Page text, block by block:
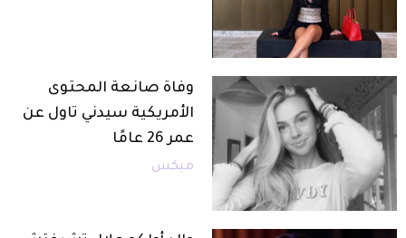
وفاة صانعة المحتوى
الأمريكية سيدني تاول عن
عمر 26 عامًا
ميكس